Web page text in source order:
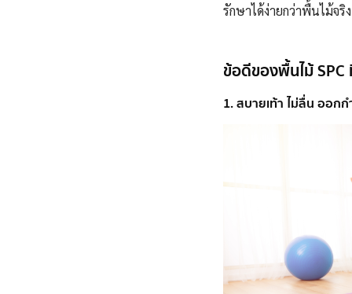
รักษาได้ง่ายกว่าพื้นไม้จริ
ข้อดีของพื้นไม้
1. สบายเท้า ไม่ลื่น ออก